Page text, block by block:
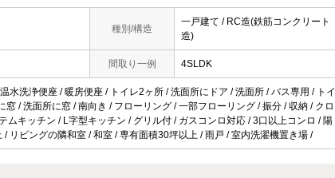
種別/構造
一戸建て / RC造(鉄筋コンクリート
造)
間取り一例 4SLDK
洗浄便座 / 暖房便座 / トイレ2ヶ所 / 洗面所にドア / 洗面所 / バス専用 / トイ
/ 洗面所に窓 / 南向き / フローリング / 一部フローリング / 振分 / 収納 / クロ
キッチン / L字型キッチン / グリル付 / ガスコンロ対応 / 3口以上コンロ / 陽
リビングの隣和室 / 和室 / 専有面積30坪以上 / 雨戸 / 室内洗濯機置き場 /